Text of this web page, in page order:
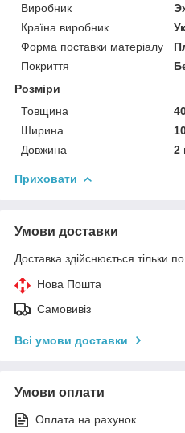
Виробник
Країна виробник
Форма поставки матеріалу
Покриття
Розміри
Товщина
Ширина
Довжина
2
Приховати
Умови доставки
Доставка здійснюється тільки
Нова Пошта
Самовивіз
Всі умови доставки
Умови оплати
Оплата на рахунок